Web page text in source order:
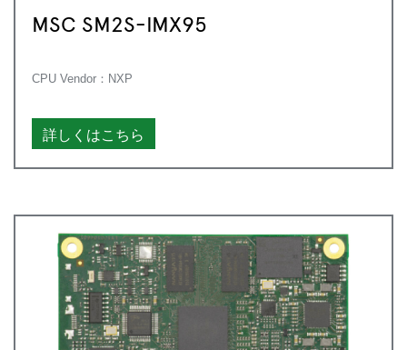
MSC SM2S-IMX95
CPU Vendor：NXP
詳しくはこちら